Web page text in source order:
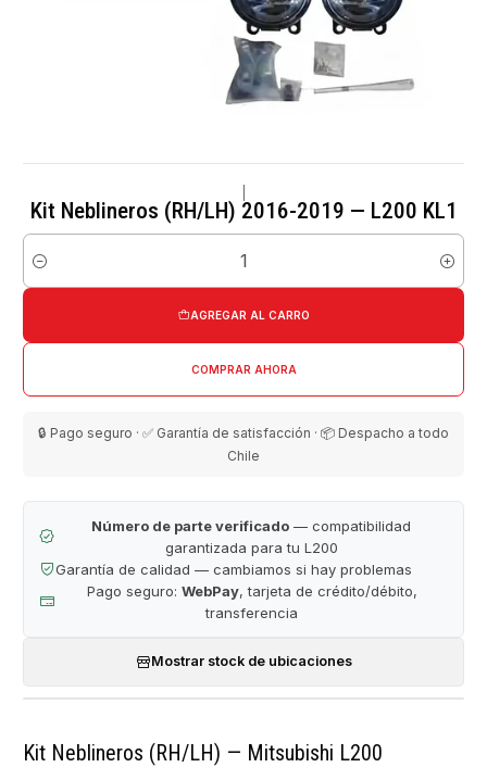
Kit Neblineros (RH/LH) 2016-2019 — L200 KL1
Cantidad
AGREGAR AL CARRO
COMPRAR AHORA
🔒 Pago seguro · ✅ Garantía de satisfacción · 📦 Despacho a todo
Chile
Número de parte verificado — compatibilidad
garantizada para tu L200
Garantía de calidad — cambiamos si hay problemas
Pago seguro: WebPay, tarjeta de crédito/débito,
transferencia
Mostrar stock de ubicaciones
Kit Neblineros (RH/LH) — Mitsubishi L200